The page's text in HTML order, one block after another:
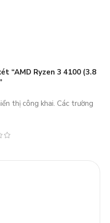
“AMD Ryzen 3 4100 (3.8
thị công khai. Các trường